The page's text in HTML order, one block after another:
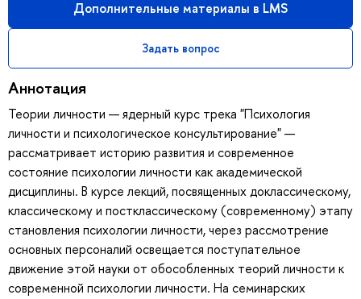
Дополнительные материалы в LMS
Задать вопрос
Аннотация
Теории личности — ядерный курс трека "Психология
личности и психологическое консультирование" —
рассматривает историю развития и современное
состояние психологии личности как академической
дисциплины. В курсе лекций, посвященных доклассическому,
классическому и постклассическому (современному) этапу
становления психологии личности, через рассмотрение
основных персоналий освещается поступательное
движение этой науки от обособленных теорий личности к
современной психологии личности. На семинарских